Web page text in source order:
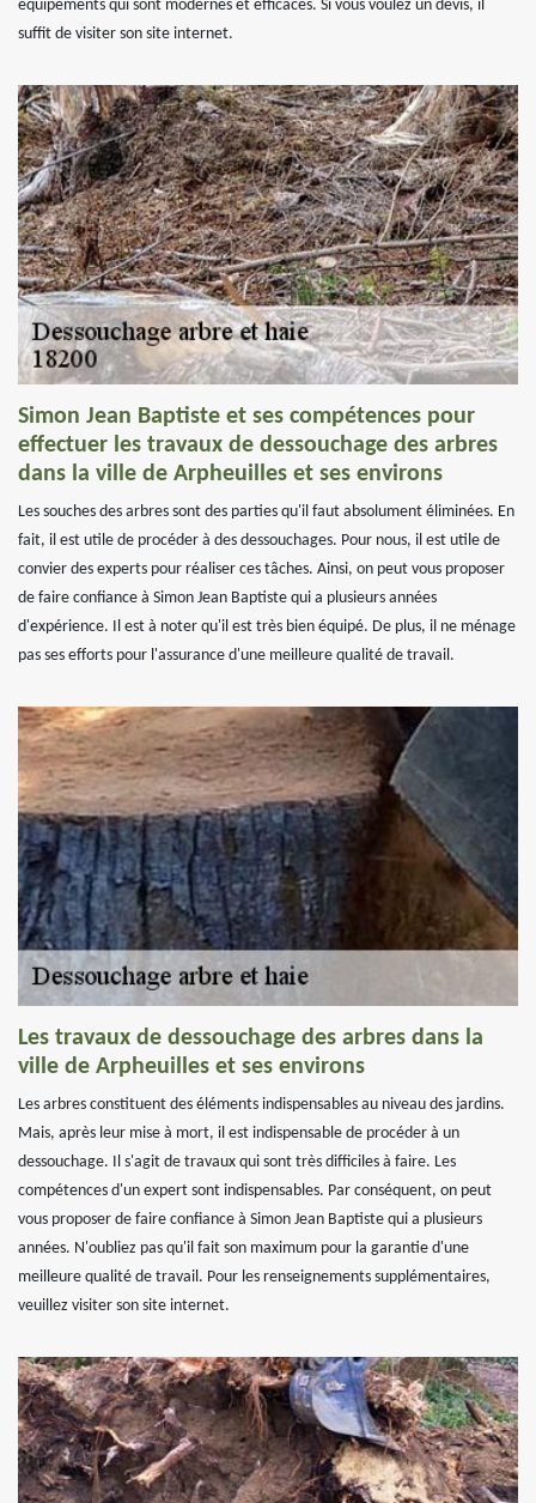
équipements qui sont modernes et efficaces. Si vous voulez un devis, il
suffit de visiter son site internet.
Simon Jean Baptiste et ses compétences pour
effectuer les travaux de dessouchage des arbres
dans la ville de Arpheuilles et ses environs
Les souches des arbres sont des parties qu'il faut absolument éliminées. En
fait, il est utile de procéder à des dessouchages. Pour nous, il est utile de
convier des experts pour réaliser ces tâches. Ainsi, on peut vous proposer
de faire confiance à Simon Jean Baptiste qui a plusieurs années
d'expérience. Il est à noter qu'il est très bien équipé. De plus, il ne ménage
pas ses efforts pour l'assurance d'une meilleure qualité de travail.
Les travaux de dessouchage des arbres dans la
ville de Arpheuilles et ses environs
Les arbres constituent des éléments indispensables au niveau des jardins.
Mais, après leur mise à mort, il est indispensable de procéder à un
dessouchage. Il s'agit de travaux qui sont très difficiles à faire. Les
compétences d'un expert sont indispensables. Par conséquent, on peut
vous proposer de faire confiance à Simon Jean Baptiste qui a plusieurs
années. N'oubliez pas qu'il fait son maximum pour la garantie d'une
meilleure qualité de travail. Pour les renseignements supplémentaires,
veuillez visiter son site internet.